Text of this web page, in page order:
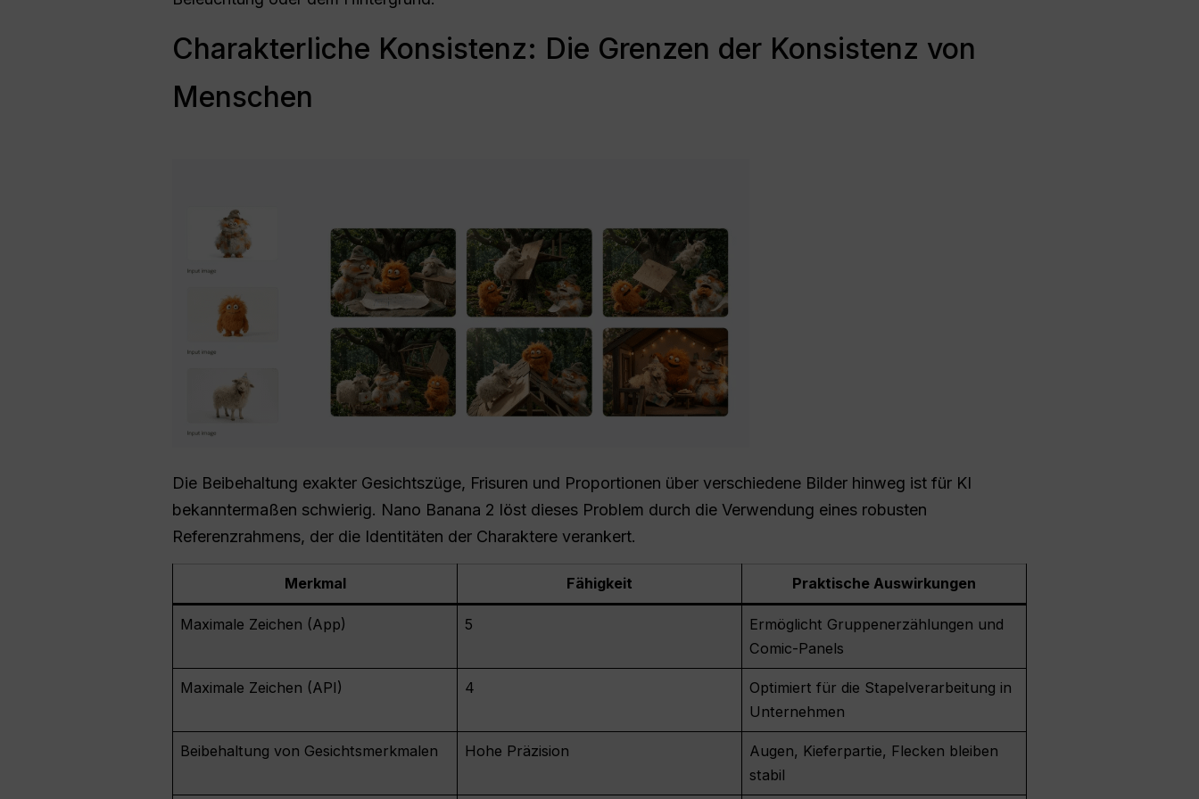
Charakterliche Konsistenz: Die Grenzen der Konsistenz von
Menschen
Die Beibehaltung exakter Gesichtszüge, Frisuren und Proportionen über verschiedene Bilder hinweg ist für KI
bekanntermaßen schwierig. Nano Banana 2 löst dieses Problem durch die Verwendung eines robusten
Referenzrahmens, der die Identitäten der Charaktere verankert.
Merkmal Fähigkeit Praktische Auswirkungen
Maximale Zeichen (App) 5
Ermöglicht Gruppenerzählungen und
Comic-Panels
Maximale Zeichen (API) 4
Optimiert für die Stapelverarbeitung in
Unternehmen
Beibehaltung von Gesichtsmerkmalen Hohe Präzision
Augen, Kieferpartie, Flecken bleiben
stabil